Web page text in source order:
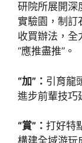
研院所展開深
實驗園，制訂
收買辦法，全
“應推盡推”。
“加”： 引育龍
進步前輩技巧
“賞”： 打好特